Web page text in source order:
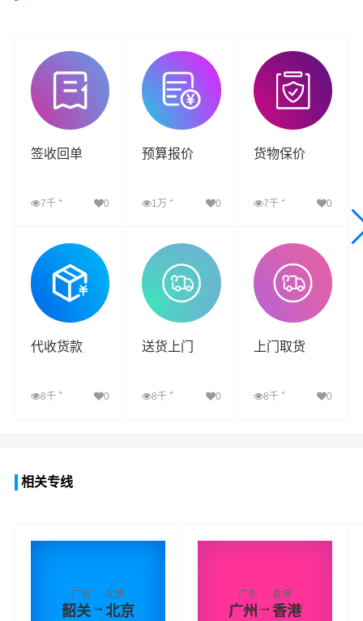
签收回单
7千 + 0
查看详细
预算报价
1万+ 0
查看详细
货物保价
7千 + 0
查看详细
代收货款
8千 + 0
送货上门
8千+ 0
上门取货
8千 + 0
相关专线
广东
韶关→
北京
北京
广东
广州 →
香港
香港